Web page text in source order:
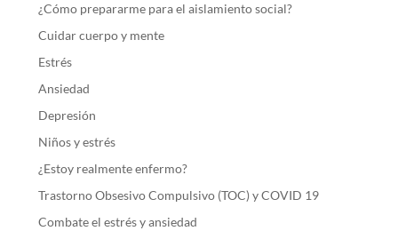
¿Cómo prepararme para el aislamiento social?
Cuidar cuerpo y mente
Estrés
Ansiedad
Depresión
Niños y estrés
¿Estoy realmente enfermo?
Trastorno Obsesivo Compulsivo (TOC) y COVID 19
Combate el estrés y ansiedad